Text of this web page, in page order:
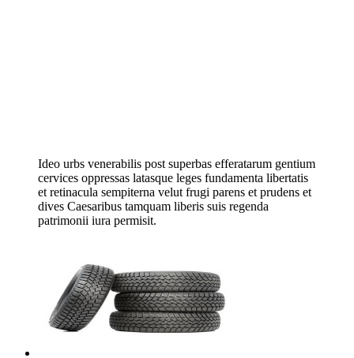
Ideo urbs venerabilis post superbas efferatarum gentium
cervices oppressas latasque leges fundamenta libertatis
et retinacula sempiterna velut frugi parens et prudens et
dives Caesaribus tamquam liberis suis regenda
patrimonii iura permisit.